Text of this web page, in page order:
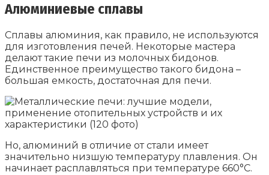
Алюминиевые сплавы
Сплавы алюминия, как правило, не используются
для изготовления печей. Некоторые мастера
делают такие печи из молочных бидонов.
Единственное преимущество такого бидона –
большая емкость, достаточная для печи.
Но, алюминий в отличие от стали имеет
значительно низшую температуру плавления. Он
начинает расплавляться при температуре 660°С.